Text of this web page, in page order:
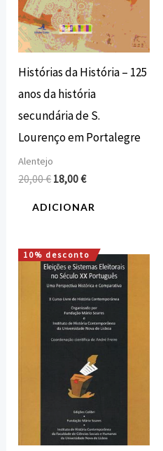
Histórias da História – 125
anos da história
secundária de S.
Lourenço em Portalegre
Alentejo
20,00€ 18,00€
ADICIONAR
10% desconto
O
preço
original
era:
17,00 €.
O
preço
atual
é:
15,30 €.